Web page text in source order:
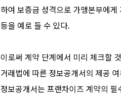
하여 보증금 성격으로 가맹본부에게
등을 예로 들 수 있다.
이로써 계약 단계에서 미리 체크할
거래법에 따른 정보공개서의 제공
정보공개서는 프랜차이즈 계약의